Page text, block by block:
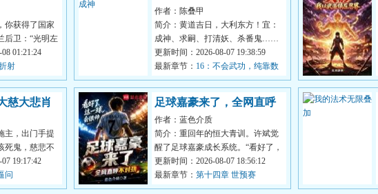
你获得了国家
后卫：“光明左
（禽
01:21:24
射
作者：陈叠甲
简介：黄道吉日，大利东方！宜：
成神、求嗣、打清妖、杀番鬼……
忌：百无禁忌。
%%%%%%%%%%%%纯手工作
业，...
更新时间：2026-08-07 19:38:59
最新章节： 16：不会武功，纯靠数
值
慈大悲肖
主，出门手提
死鬼，慈悲不
，是个喜欢
19:17:42
问
足球嘉豪来了，全网直呼
不对劲
作者：蓝色介质
简介：重回年的恒大青训。许斌觉
醒了足球嘉豪成长系统。“看好了，
这一球，会很帅！”“你们不是说雨
中的...
更新时间：2026-08-07 18:56:12
最新章节： 第十四章 世预赛